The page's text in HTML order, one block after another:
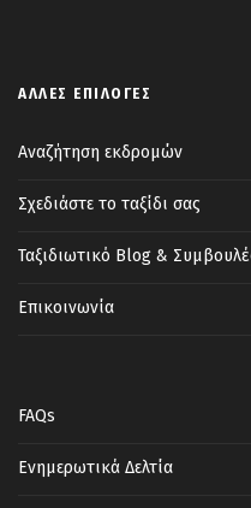
ΆΛΛΕΣ ΕΠΙΛΟΓΈΣ
Αναζήτηση εκδρομών
Σχεδιάστε το ταξίδι σας
Ταξιδιωτικό Blog &
Επικοινωνία
FAQs
Ενημερωτικά Δελτία